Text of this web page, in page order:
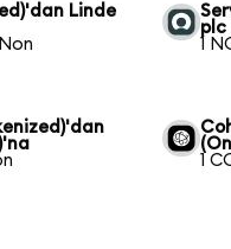
Linde
plc
1
1